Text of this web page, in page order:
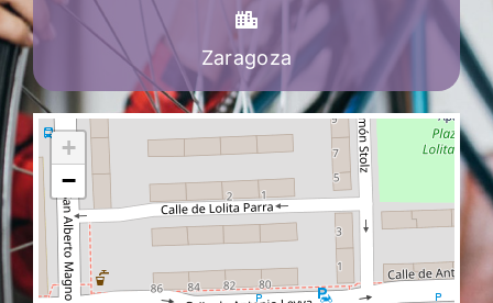
Zaragoza
+
−